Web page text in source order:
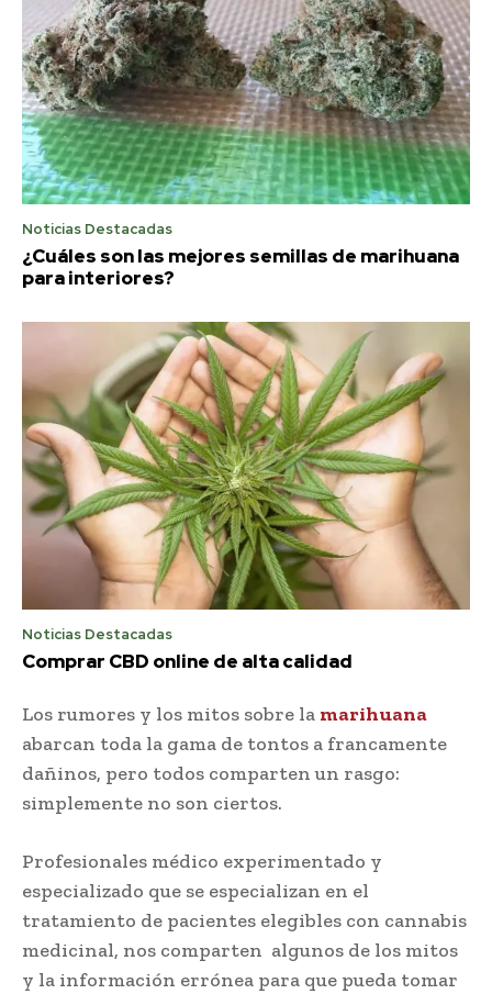
Noticias Destacadas
¿Cuáles son las mejores semillas de marihuana
para interiores?
Noticias Destacadas
Comprar CBD online de alta calidad
Los rumores y los mitos sobre la marihuana
abarcan toda la gama de tontos a francamente
dañinos, pero todos comparten un rasgo:
simplemente no son ciertos.
Profesionales médico experimentado y
especializado que se especializan en el
tratamiento de pacientes elegibles con cannabis
medicinal, nos comparten algunos de los mitos
y la información errónea para que pueda tomar